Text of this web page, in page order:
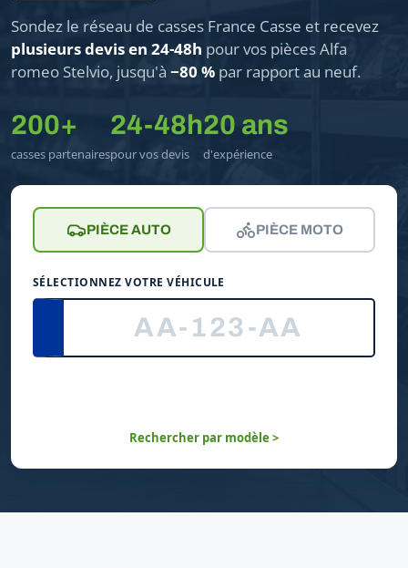
Sondez le réseau de casses France Casse et recevez
plusieurs devis en 24-48h pour vos pièces Alfa
romeo Stelvio, jusqu'à −80 % par rapport au neuf.
200+
casses partenaires
24-48h
pour vos devis
20 ans
d'expérience
PIÈCE AUTO PIÈCE MOTO
SÉLECTIONNEZ VOTRE VÉHICULE
Rechercher par modèle >